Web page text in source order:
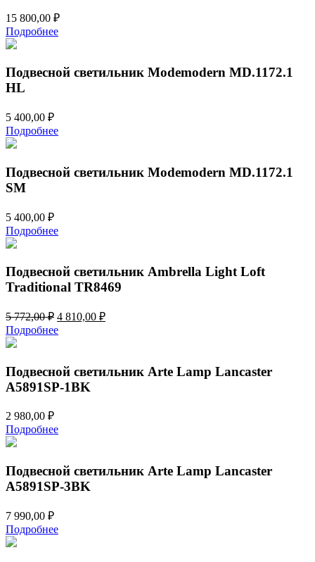
15 800,00 ₽
Подробнее
Подвесной светильник Modemodern MD.1172.1
HL
5 400,00 ₽
Подробнее
Подвесной светильник Modemodern MD.1172.1
SM
5 400,00 ₽
Подробнее
Подвесной светильник Ambrella Light Loft
Traditional TR8469
5 772,00₽ Первоначальная
цена
составляла
772,00 ₽.
4 810,00 ₽Текущая
Подробнее
Подвесной светильник Arte Lamp Lancaster
A5891SP-1BK
2 980,00 ₽
Подробнее
Подвесной светильник Arte Lamp Lancaster
A5891SP-3BK
7 990,00 ₽
Подробнее